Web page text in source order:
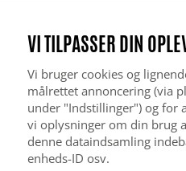
VI TILPASSER DIN
Vi bruger cookies og
målrettet annoncering (via
under "Indstillinger") og for
vi oplysninger om din brug
denne dataindsamling
enheds-ID osv.